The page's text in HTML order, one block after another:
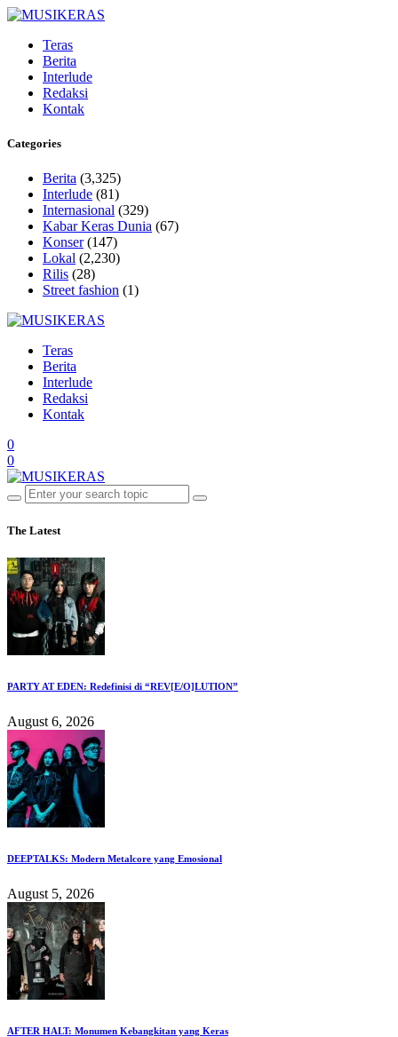
Teras
Berita
Interlude
Redaksi
Kontak
Categories
Berita (3,325)
Interlude (81)
Internasional (329)
Kabar Keras Dunia (67)
Konser(147)
Lokal (2,230)
Rilis (28)
Street fashion (1)
Teras
Berita
Interlude
Redaksi
Kontak
0
0
The Latest
PARTY AT EDEN: Redefinisi di “REV[E/O]LUTION”
August 6, 2026
DEEPTALKS: Modern Metalcore yang Emosional
August 5, 2026
AFTER HALT: Monumen Kebangkitan yang Keras